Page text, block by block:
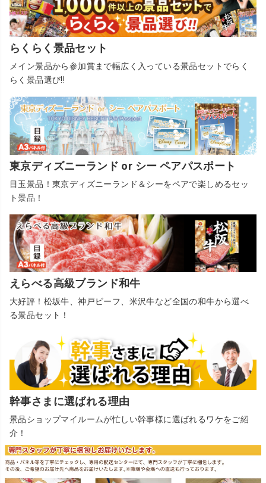
らくらく景品セット
メイン景品から参加賞まで幅広く入っている景品セットでらく
らく景品選び!!
東京ディズニーランド or シー ペアパスポート
目玉景品！東京ディズニーランド＆シーをペアで楽しめるセッ
ト景品！
えらべる高級ブランド和牛
大好評！松坂牛、神戸ビーフ、米沢牛など全国の和牛から選べ
る景品セット！
幹事さまに選ばれる理由
景品ショップマイルームが忙しい幹事様に選ばれるワケをご紹
介！